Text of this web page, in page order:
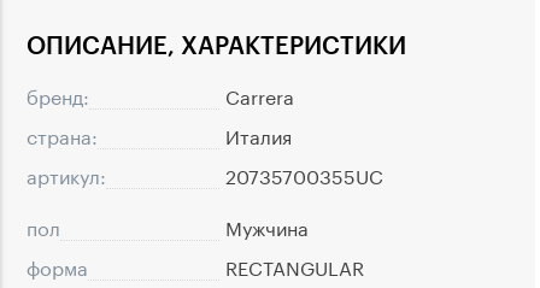
ОПИСАНИЕ, ХАРАКТЕРИСТИКИ
бренд:
Carrera
страна:
Италия
артикул:
20735700355UC
пол
Мужчина
форма
RECTANGULAR